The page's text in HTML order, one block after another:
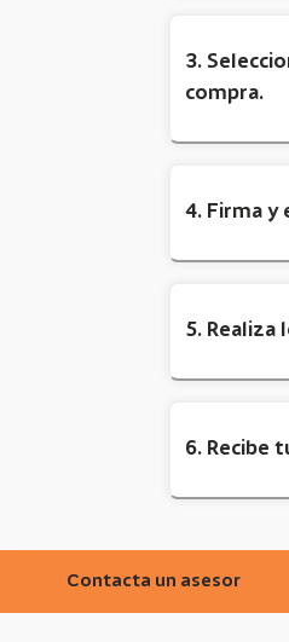
3.
compra.
4. Firma y
5. Realiza
6. Recibe
Contacta un asesor